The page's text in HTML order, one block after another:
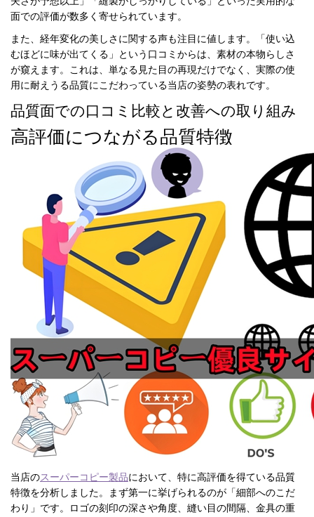
面での評価が数多く寄せられています。
また、経年変化の美しさに関する声も注目に値します。「使い込
むほどに味が出てくる」という口コミからは、素材の本物らしさ
が窺えます。これは、単なる見た目の再現だけでなく、実際の使
用に耐えうる品質にこだわっている当店の姿勢の表れです。
品質面での口コミ比較と改善への取り組み
高評価につながる品質特徴
当店のスーパーコピー製品において、特に高評価を得ている品質
特徴を分析しました。まず第一に挙げられるのが「細部へのこだ
わり」です。ロゴの刻印の深さや角度、縫い目の間隔、金具の重